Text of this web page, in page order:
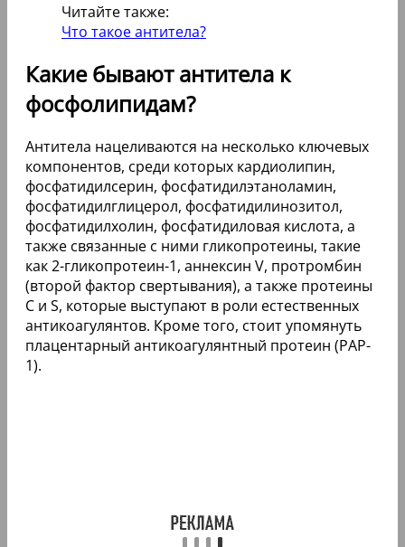
Читайте также:
Что такое антитела?
Какие бывают антитела к
фосфолипидам?
Антитела нацеливаются на несколько ключевых
компонентов, среди которых кардиолипин,
фосфатидилсерин, фосфатидилэтаноламин,
фосфатидилглицерол, фосфатидилинозитол,
фосфатидилхолин, фосфатидиловая кислота, а
также связанные с ними гликопротеины, такие
как 2-гликопротеин-1, аннексин V, протромбин
(второй фактор свертывания), а также протеины
C и S, которые выступают в роли естественных
антикоагулянтов. Кроме того, стоит упомянуть
плацентарный антикоагулянтный протеин (PAP-
1).